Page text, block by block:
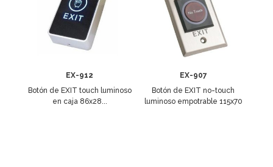
EX-912
Botón de EXIT touch luminoso
en caja 86x28...
EX-907
Botón de EXIT no-touch
luminoso empotrable 115x70